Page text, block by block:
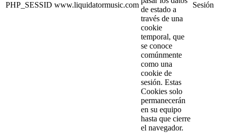
PHP_SESSID www.liquidatormusic.com
de estado a
través de una
cookie
temporal, que
se conoce
comúnmente
como una
cookie de
sesión. Estas
Cookies solo
permanecerán
en su equipo
hasta que cierre
el navegador.
Sesión